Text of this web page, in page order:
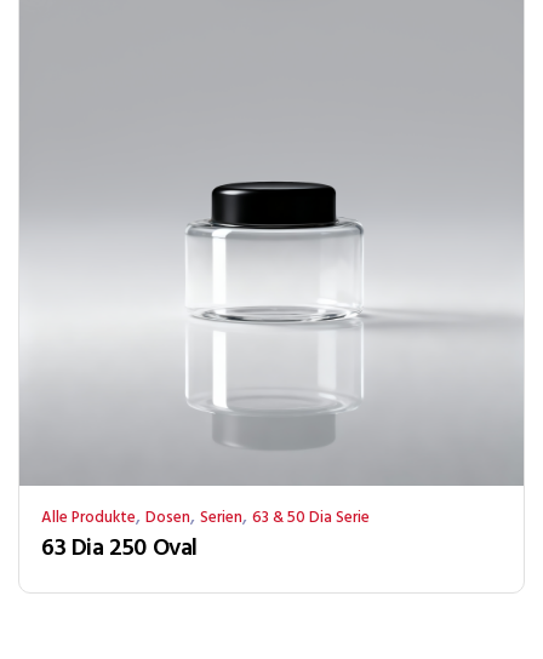
Alle Produkte, Dosen, Serien, 63 & 50 Dia Serie
63 Dia 250 Oval